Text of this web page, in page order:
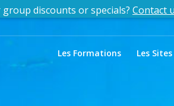
Les Formations Les
usfor group discounts and